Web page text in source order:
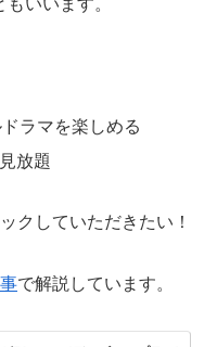
ラマを楽しめる
放題
クしていただきたい！
で解説しています。